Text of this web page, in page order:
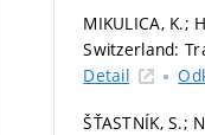
MIKULICA, K.;
Switzerland:
Detail
ŠŤASTNÍK, S.;